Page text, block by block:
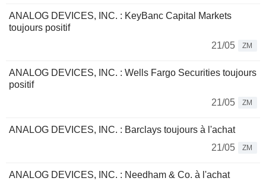
ANALOG DEVICES, INC. : KeyBanc Capital Markets
toujours positif
21/05
ZM
ANALOG DEVICES, INC. : Wells Fargo Securities toujours
positif
21/05
ZM
ANALOG DEVICES, INC. : Barclays toujours à l'achat
21/05
ZM
ANALOG DEVICES, INC. : Needham & Co. à l'achat